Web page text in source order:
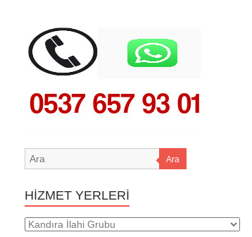
Ara
HİZMET YERLERİ
HİZMET